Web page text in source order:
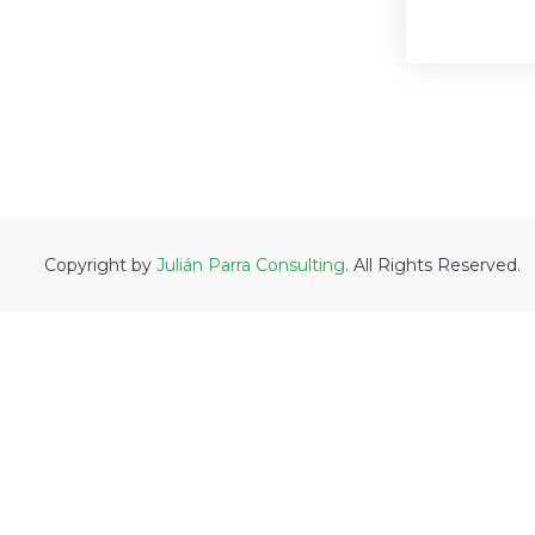
Copyright by Julián Parra Consulting. All Rights Reserved.